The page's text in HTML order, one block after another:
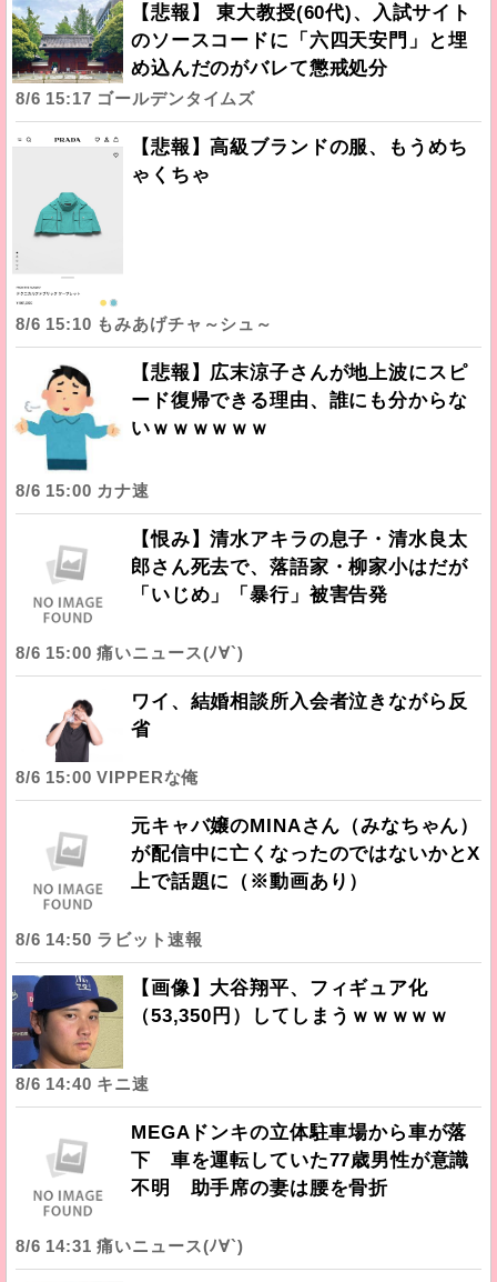
【悲報】 東大教授(60代)、入試サイト
のソースコードに「六四天安門」と埋
め込んだのがバレて懲戒処分
8/6 15:17 ゴールデンタイムズ
【悲報】高級ブランドの服、もうめち
ゃくちゃ
8/6 15:10 もみあげチャ～シュ～
【悲報】広末涼子さんが地上波にスピ
ード復帰できる理由、誰にも分からな
いｗｗｗｗｗｗ
8/6 15:00 カナ速
【恨み】清水アキラの息子・清水良太
郎さん死去で、落語家・柳家小はだが
「いじめ」「暴行」被害告発
8/6 15:00 痛いニュース(ﾉ∀`)
ワイ、結婚相談所入会者泣きながら反
省
8/6 15:00 VIPPERな俺
元キャバ嬢のMINAさん（みなちゃん）
が配信中に亡くなったのではないかとX
上で話題に（※動画あり）
8/6 14:50 ラビット速報
【画像】大谷翔平、フィギュア化
（53,350円）してしまうｗｗｗｗｗ
8/6 14:40 キニ速
MEGAドンキの立体駐車場から車が落
下 車を運転していた77歳男性が意識
不明 助手席の妻は腰を骨折
8/6 14:31 痛いニュース(ﾉ∀`)